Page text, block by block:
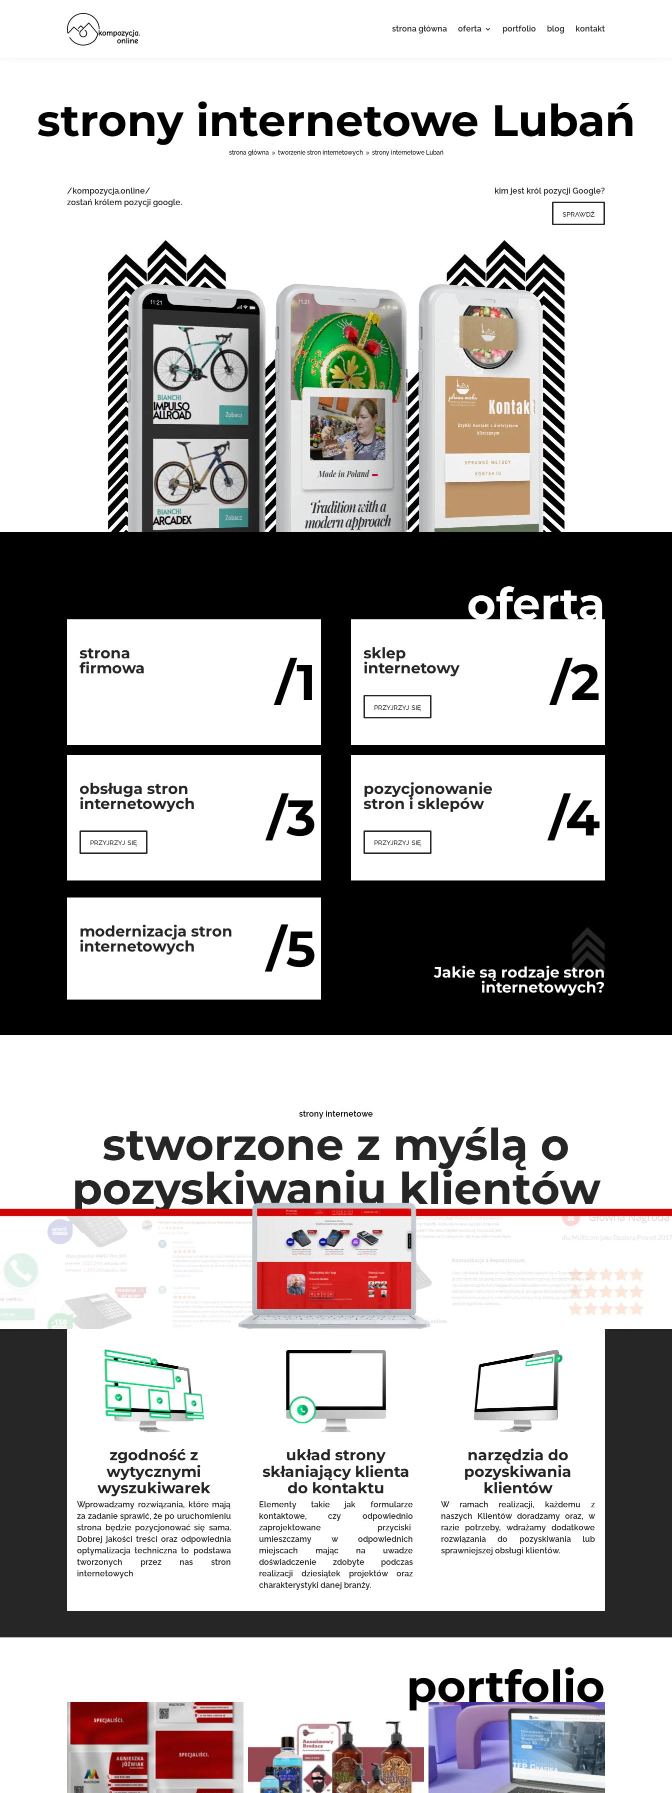
strona główna oferta portfolio blog kontakt
strony internetowe Lubań
strona główna 9 tworzenie stron internetowych 9 strony internetowe Lubań
/kompozycja.online/
zostań królem pozycji google.
kim jest król pozycji Google?
sprawdź
oferta
/1
strona
firmowa
/2
sklep
internetowy
przyjrzyj się
/3
obsługa stron
internetowych
przyjrzyj się /4
pozycjonowanie
stron i sklepów
przyjrzyj się
/5
modernizacja stron
internetowych
Jakie są rodzaje stron
internetowych?
strony internetowe
stworzone z myślą o
pozyskiwaniu klientów
zgodność z
wytycznymi
wyszukiwarek
Wprowadzamy rozwiązania, które mają
za zadanie sprawić, że po uruchomieniu
strona będzie pozycjonować się sama.
Dobrej jakości treści oraz odpowiednia
optymalizacja techniczna to podstawa
tworzonych przez nas stron
internetowych
układ strony
skłaniający klienta
do kontaktu
Elementy takie jak formularze
kontaktowe, czy odpowiednio
zaprojektowane przyciski
umieszczamy w odpowiednich
miejscach mając na uwadze
doświadczenie zdobyte podczas
realizacji dziesiątek projektów oraz
charakterystyki danej branży.
narzędzia do
pozyskiwania
klientów
W ramach realizacji, każdemu z
naszych Klientów doradzamy oraz, w
razie potrzeby, wdrażamy dodatkowe
rozwiązania do pozyskiwania lub
sprawniejszej obsługi klientów.
portfolio